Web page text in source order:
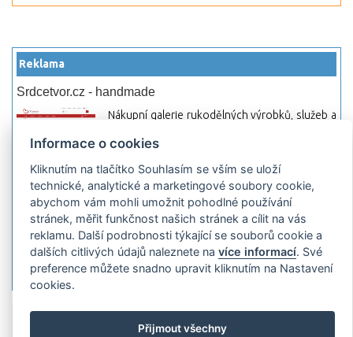
Reklama
Srdcetvor.cz - handmade
Nákupní galerie rukodělných výrobků, služeb a
začít prodávat nebo jen nakupovat.
Hledej-hosting.cz - webhosting, VPS
hosting
Přehled webhostingových, multihosting a VPS
hosting programů s možností jejich
pokročilého vyhledávání a porovnávání.
Najděte si jednoduše vhodný hosting.
Reklama Podmínky používání
Informace o cookies
Kliknutím na tlačítko Souhlasím se vším se uloží
technické, analytické a marketingové soubory cookie,
abychom vám mohli umožnit pohodlné používání
stránek, měřit funkčnost našich stránek a cílit na vás
reklamu. Další podrobnosti týkající se souborů cookie a
dalších citlivých údajů naleznete navíce informací. Své
preference můžete snadno upravit kliknutím na Nastavení
cookies.
Přijmout všechny